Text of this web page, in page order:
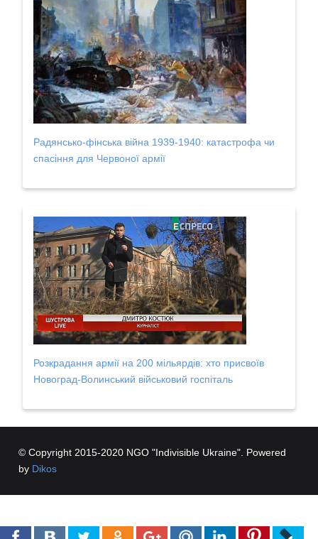
Радянсько-фінська війна 1939-1940: катастрофа чи
спасіння для Червоної армії
Розкрадання армії на 200 мільярдів: хто присвоїв
Новоград-Волинський військовий госпіталь
© Copyright 2015-2020 NGO "Indivisible Ukraine". Powered
by Dikos